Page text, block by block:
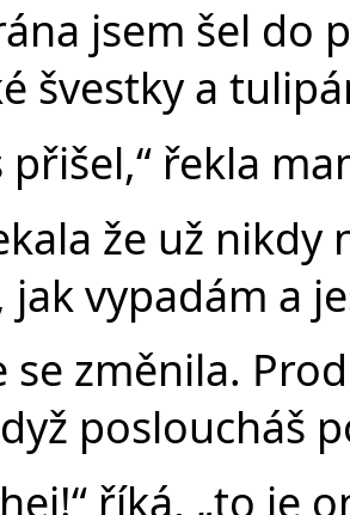
jsem šel do
švestky a
přišel,“ řekla
že už
jak vypadám a
se změnila.
posloucháš
říká, „to je